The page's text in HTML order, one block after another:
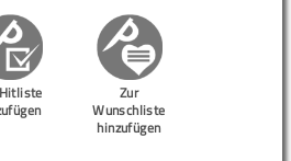
Zur
Wunschliste
hinzufügen